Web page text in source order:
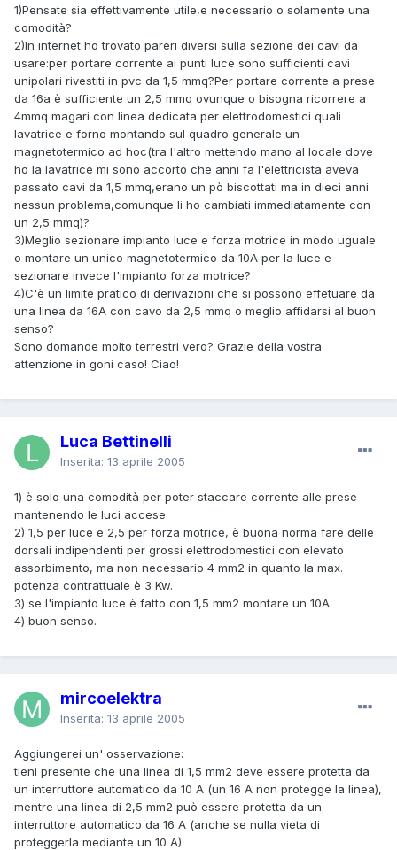
1)Pensate sia effettivamente utile,e necessario o solamente una
comodità?
2)In internet ho trovato pareri diversi sulla sezione dei cavi da
usare:per portare corrente ai punti luce sono sufficienti cavi
unipolari rivestiti in pvc da 1,5 mmq?Per portare corrente a prese
da 16a è sufficiente un 2,5 mmq ovunque o bisogna ricorrere a
4mmq magari con linea dedicata per elettrodomestici quali
lavatrice e forno montando sul quadro generale un
magnetotermico ad hoc(tra l'altro mettendo mano al locale dove
ho la lavatrice mi sono accorto che anni fa l'elettricista aveva
passato cavi da 1,5 mmq,erano un pò biscottati ma in dieci anni
nessun problema,comunque li ho cambiati immediatamente con
un 2,5 mmq)?
3)Meglio sezionare impianto luce e forza motrice in modo uguale
o montare un unico magnetotermico da 10A per la luce e
sezionare invece l'impianto forza motrice?
4)C'è un limite pratico di derivazioni che si possono effetuare da
una linea da 16A con cavo da 2,5 mmq o meglio affidarsi al buon
senso?
Sono domande molto terrestri vero? Grazie della vostra
attenzione in goni caso! Ciao!
Luca Bettinelli
Inserita: 13 aprile 2005
1) è solo una comodità per poter staccare corrente alle prese
mantenendo le luci accese.
2) 1,5 per luce e 2,5 per forza motrice, è buona norma fare delle
dorsali indipendenti per grossi elettrodomestici con elevato
assorbimento, ma non necessario 4 mm2 in quanto la max.
potenza contrattuale è 3 Kw.
3) se l'impianto luce è fatto con 1,5 mm2 montare un 10A
4) buon senso.
mircoelektra
Inserita: 13 aprile 2005
Aggiungerei un' osservazione:
tieni presente che una linea di 1,5 mm2 deve essere protetta da
un interruttore automatico da 10 A (un 16 A non protegge la linea),
mentre una linea di 2,5 mm2 può essere protetta da un
interruttore automatico da 16 A (anche se nulla vieta di
proteggerla mediante un 10 A).